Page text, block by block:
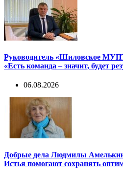
Руководитель «Шиловское
«Есть команда – значит, будет
06.08.2026
Добрые дела Людмилы
Истья помогают сохранять